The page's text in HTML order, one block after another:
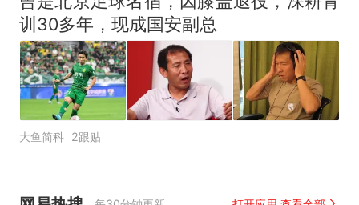
训30多年，现成国安副总
大鱼简科 2跟贴